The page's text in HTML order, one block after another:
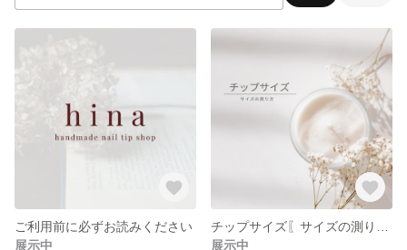
ご利用前に必ずお読みください
展示中
展示中